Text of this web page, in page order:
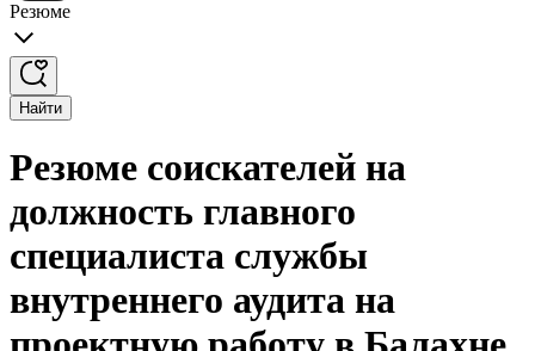
Резюме
Найти
Резюме соискателей на
должность главного
специалиста службы
внутреннего аудита на